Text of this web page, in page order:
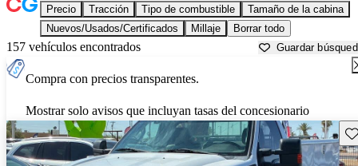
Precio Tracción Tipo de combustible
Tamaño de la cabina
Nuevos/Usados/Certificados
Millaje Borrar todo
157 vehículos encontrados Guardar
Compra con precios transparentes.
Mostrar solo avisos que incluyan tasas del concesionario